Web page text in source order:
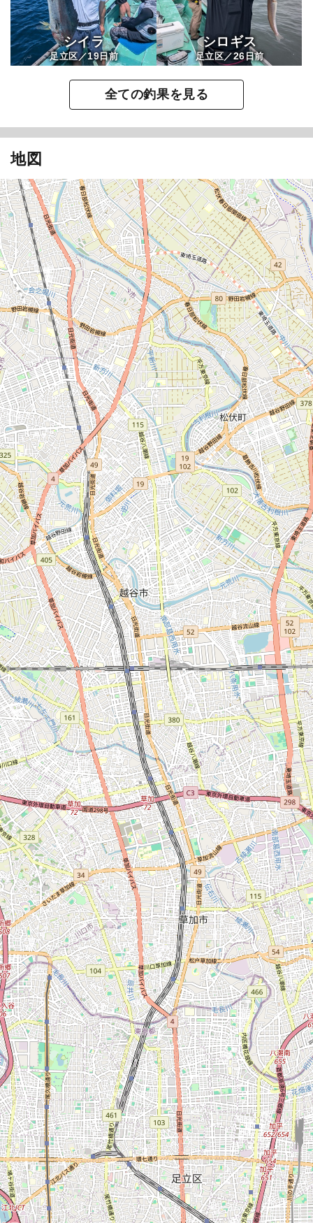
シイラ
足立区／19日前
シロギス
足立区／26日前
全ての釣果を見る
地図